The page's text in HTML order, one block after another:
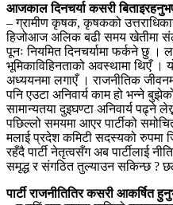
आजकाल दिनचर्या कसरी
– ग्रामीण कृषक, कृषकको
हिजोआज अलिक बढी समय खेतीमा
पूनः नियमित दिनचर्यामा फर्कने छु ।
भूमिकाविहिनताको अवस्थामा थिएँ
अध्ययनमा लगाएँ । राजनीतिक
पनि एउटा अनिवार्य काम हो भन्ने
सामान्यतया दुइघण्टा अनिवार्य पढ्ने
पछिल्लो समयमा आएर पार्टीको
मलाई प्रदेश कमिटी सदस्यको रुपमा
रहँदै पार्टी नेतृत्वसँग अब पार्टीलाई
समृद्ध र संगठित तुल्याउन सकिन्छ ?
पार्टी राजनीतितिर कसरी आकर्षित